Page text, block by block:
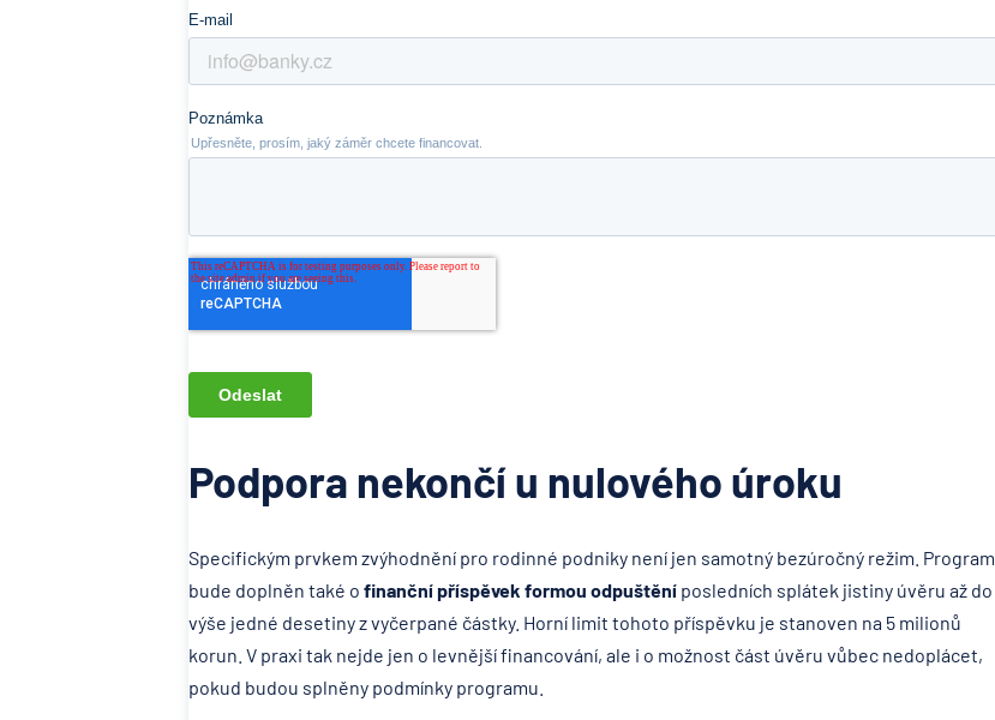
Podpora nekončí u nulového úroku
Specifickým prvkem zvýhodnění pro rodinné podniky není jen samotný bezúročný režim. Program
bude doplněn také o finanční příspěvek formou odpuštění posledních splátek jistiny úvěru až do
výše jedné desetiny z vyčerpané částky. Horní limit tohoto příspěvku je stanoven na 5 milionů
korun. V praxi tak nejde jen o levnější financování, ale i o možnost část úvěru vůbec nedoplácet,
pokud budou splněny podmínky programu.